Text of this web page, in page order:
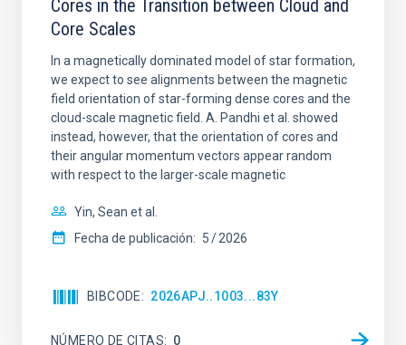
Cores in the Transition between Cloud and
Core Scales
In a magnetically dominated model of star formation,
we expect to see alignments between the magnetic
field orientation of star-forming dense cores and the
cloud-scale magnetic field. A. Pandhi et al. showed
instead, however, that the orientation of cores and
their angular momentum vectors appear random
with respect to the larger-scale magnetic
Yin, Sean et al.
Fecha de publicación: 5 2026
BIBCODE 2026APJ..1003...83Y
NÚMERO DE CITAS 0